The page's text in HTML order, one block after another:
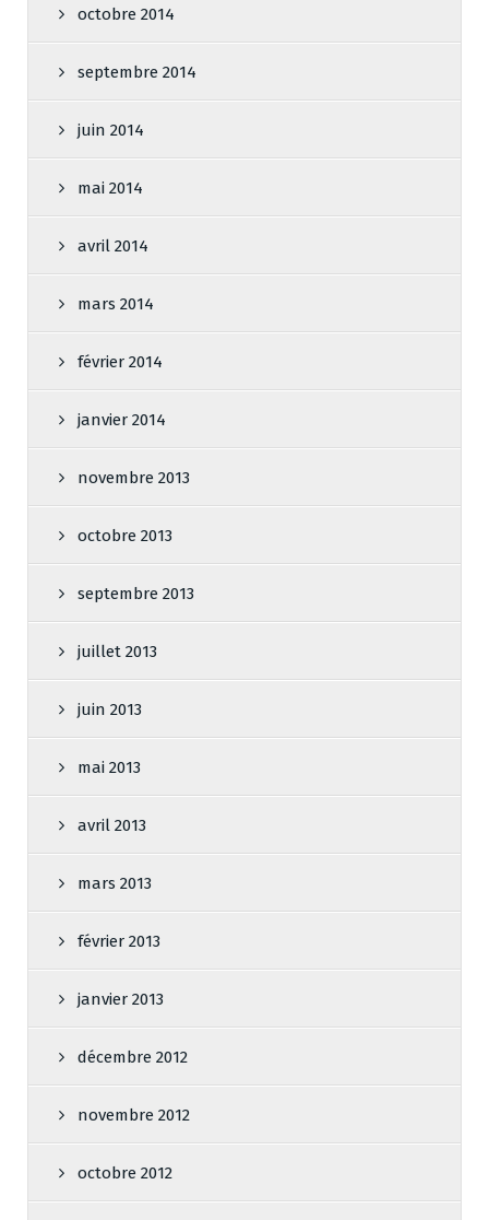
octobre 2014
septembre 2014
juin 2014
mai 2014
avril 2014
mars 2014
février 2014
janvier 2014
novembre 2013
octobre 2013
septembre 2013
juillet 2013
juin 2013
mai 2013
avril 2013
mars 2013
février 2013
janvier 2013
décembre 2012
novembre 2012
octobre 2012